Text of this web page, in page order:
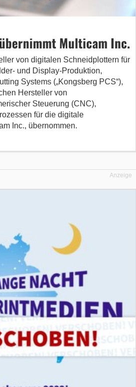
Multicam Inc.
von digitalen Schneidplottern für
und Display-Produktion,
Systems („Kongsberg PCS“),
Hersteller von
Steuerung (CNC),
für die digitale
Inc., übernommen.
Anzeige